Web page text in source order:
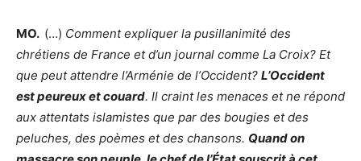
MO. (…) Comment expliquer la pusillanimité des
chrétiens de France et d’un journal comme La Croix? Et
que peut attendre l’Arménie de l’Occident? L’Occident
est peureux et couard. Il craint les menaces et ne répond
aux attentats islamistes que par des bougies et des
peluches, des poèmes et des chansons. Quand on